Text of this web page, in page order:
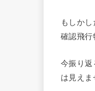
もしか
確認飛行
今振り返
は見えま